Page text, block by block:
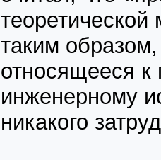
таким
относящееся к
инженерному
никакого